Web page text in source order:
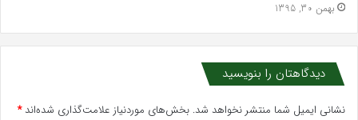
بهمن 30, 1395
دیدگاهتان را بنویسید
نشانی ایمیل شما منتشر نخواهد شد. بخش‌های موردنیاز علامت‌گذاری شده‌اند*